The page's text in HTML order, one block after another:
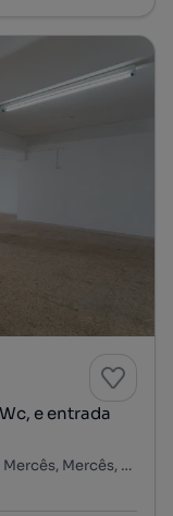
e entrada
Rua Sofia de Melo Breyner - Tapada das Mercês, Mercês, Algueirão-Mem Martins, Sintra, Lisboa